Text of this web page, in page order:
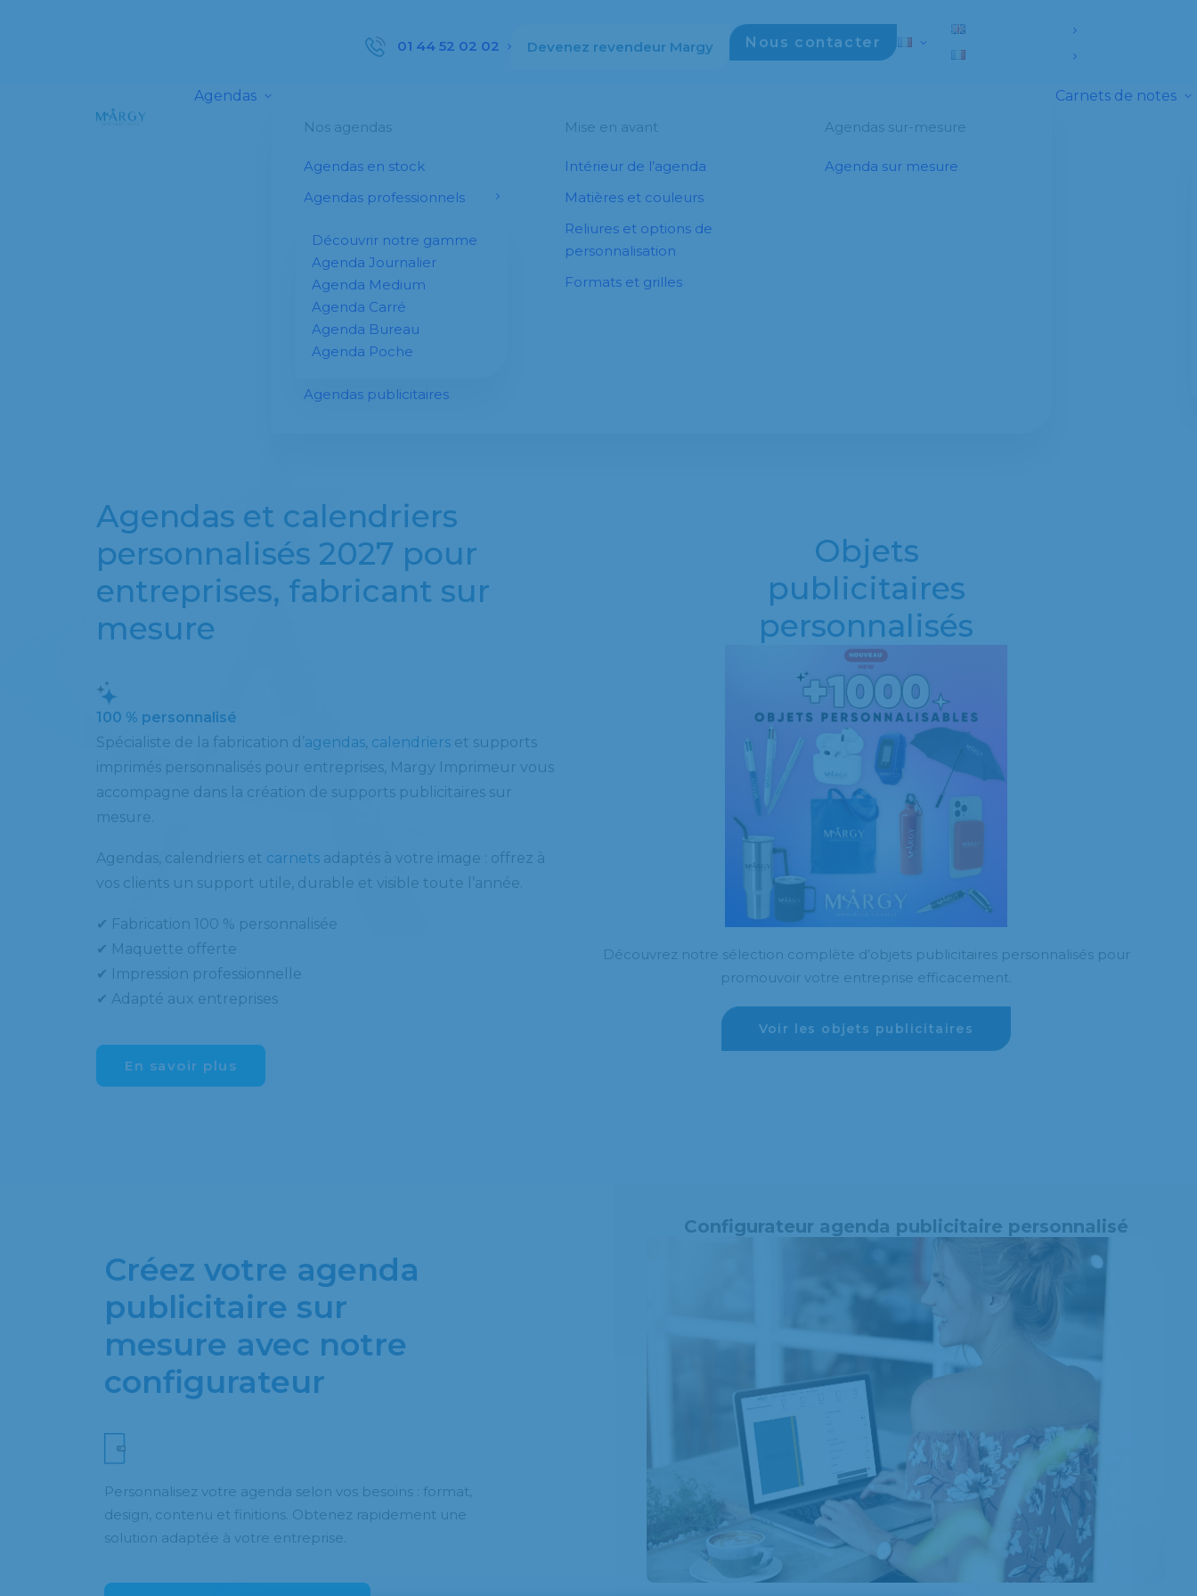
01 44 52 02 02 Devenez revendeur Margy Nous contacter
Agendas
Nos agendas
Agendas en stock
Agendas professionnels
Découvrir notre gamme
Agenda Journalier
Agenda Medium
Agenda Carré
Agenda Bureau
Agenda Poche
Agendas publicitaires
Mise en avant
Intérieur de l’agenda
Matières et couleurs
Reliures et options de
personnalisation
Formats et grilles
Agendas sur-mesure
Agenda sur mesure
Carnets de notes
Agendas et calendriers
personnalisés 2027 pour
entreprises, fabricant sur
mesure
100 % personnalisé
Spécialiste de la fabrication d’agendas calendriers et supports
imprimés personnalisés pour entreprises, Margy Imprimeur vous
accompagne dans la création de supports publicitaires sur
mesure.
Agendas, calendriers et carnets adaptés à votre image : offrez à
vos clients un support utile, durable et visible toute l’année.
✔ Fabrication 100 % personnalisée
✔ Maquette offerte
✔ Impression professionnelle
✔ Adapté aux entreprises
En savoir plus
Objets
publicitaires
personnalisés
Découvrez notre sélection complète d’objets publicitaires personnalisés pour
promouvoir votre entreprise efficacement.
Voir les objets publicitaires
Créez votre agenda
publicitaire sur
mesure avec notre
configurateur
Personnalisez votre agenda selon vos besoins : format,
design, contenu et finitions. Obtenez rapidement une
solution adaptée à votre entreprise.
Configurateur agenda publicitaire personnalisé